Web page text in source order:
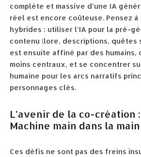
complète et massive d’une IA
réel est encore coûteuse. Pensez à
hybrides : utiliser l’IA pour la pré-
contenu (lore, descriptions, quêtes
est ensuite affiné par des humains,
moins centraux, et se concentrer
humaine pour les arcs narratifs
personnages clés.
L’avenir de la co-création
Machine main dans la main
Ces défis ne sont pas des freins